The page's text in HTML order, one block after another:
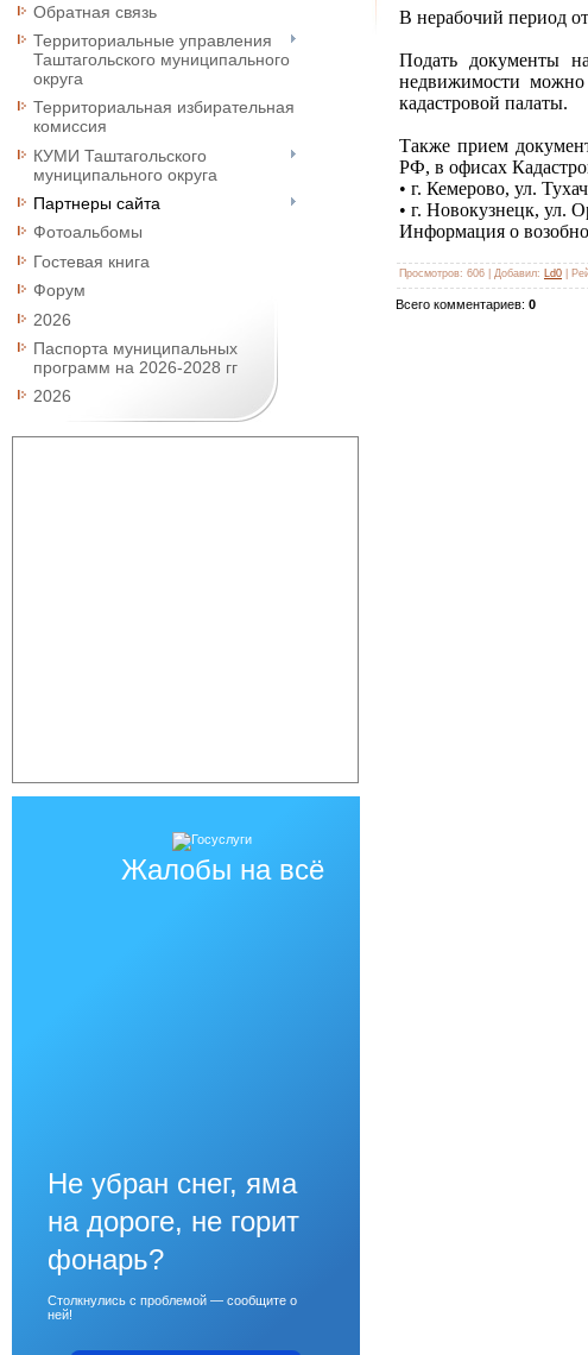
Обратная связь
Территориальные управления
Таштагольского муниципального
округа
Территориальная избирательная
комиссия
КУМИ Таштагольского
муниципального округа
Партнеры сайта
Фотоальбомы
Гостевая книга
Форум
2026
Паспорта муниципальных
программ на 2026-2028 гг
2026
Жалобы на всё
Не убран снег, яма
на дороге, не горит
фонарь?
Столкнулись с проблемой — сообщите о
ней!
В нерабочий период
Подать документы
недвижимости можно
кадастровой палаты.
Также прием
РФ, в офисах
• г. Кемерово, ул.
• г. Новокузнецк, ул.
Информация о
Просмотров: 606 Добавил: Ld0
Всего комментариев: 0